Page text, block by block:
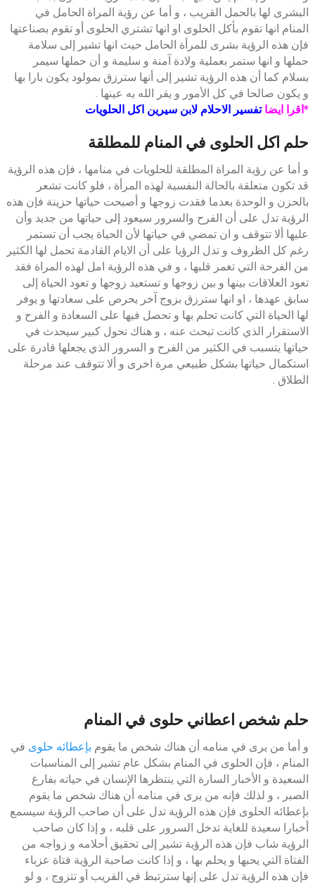
البشرى لها بالحمل القريب ، و أما عن رؤية المراة الحامل في
المنام انها تقوم بأكل الحلوى او انها تشتري الحلوى أو تقوم بصناعتها
فإن هذه الرؤية بشرى للمرأة الحامل حيث انها تشير إلى سلامة
حملها و انها ستمر بعملية ولادة آمنة و سليمة و أن حملها سيمر
بسلام كما أن هذه الرؤية تشير إلى أنها سترزق بمولود يكون بارا بها
و يكون صالحا في كل الأمور و يقر الله به عينها .
*اقرا ايضا تفسير الاحلام لابن سيرين اكل الحلويات
حلم اكل الحلوى في المنام للمطلقة
و أما عن رؤية المراة المطلقة للحلويات في منامها ، فإن هذه الرؤية
قد تكون متعلقة بالحالة النفسية لهذه المرأة ، فلو كانت تشعر
بالحزن و الوحدة بعدما فقدت زوجها و أصبحت حياتها حزينة فإن هذه
الرؤية تدل على أن الفرح والسرور سيعود إلى حياتها من جديد وأن
عليها ألا تتوقف و ان تمضي في حياتها لأن الحياة يجب أن تستمر
رغم كل الظروف و تدل الرؤيا على أن الايام القادمة تحمل لها الكثير
من الفرحة التي تغمر قلبها ، و في هذه الرؤية امل لهذه المراة فقد
تعود العلاقات بينها و بين زوجها و تستعيد زوجها و تعود الحياة إلى
سابق عهدها ، او انها سترزق بزوج آخر يحرص على سعادتها و يوفر
لها الحياة التي كانت تحلم بها و تحصل فيها على السعادة و الفرح و
الاستقرار الذي كانت تبحث عنه ، و هناك تحول كبير سيحدث في
حياتها يتسبب في الكثير من الفرح و السرور الذي يجعلها قادرة على
استكمال حياتها بشكل طبيعي مرة اخرى و ألا تتوقف عند مرحلة
الطلاق .
حلم شخص اعطاني حلوى في المنام
و أما من يرى في منامه أن هناك شخص ما يقوم بإعطائه حلوى في
المنام ، فإن الحلوى في المنام بشكل عام تشير إلى المناسبات
السعيدة و الأخبار السارة التي ينتظرها الإنسان في حياته بفارغ
الصبر ، و لذلك فإنه من يرى في منامه أن هناك شخص ما يقوم
بإعطائه الحلوى فإن هذه الرؤية تدل على أن صاحب الرؤية سيسمع
أخبارا سعيدة للغاية تدخل السرور على قلبه ، و إذا كان صاحب
الرؤية شاب فإن هذه الرؤية تشير إلى تحقيق أحلامه و زواجه من
الفتاة التي يحبها و يحلم بها ، و إذا كانت صاحبة الرؤية فتاة عزباء
فإن هذه الرؤية تدل على إنها سترتبط في القريب أو تتزوج ، و لو